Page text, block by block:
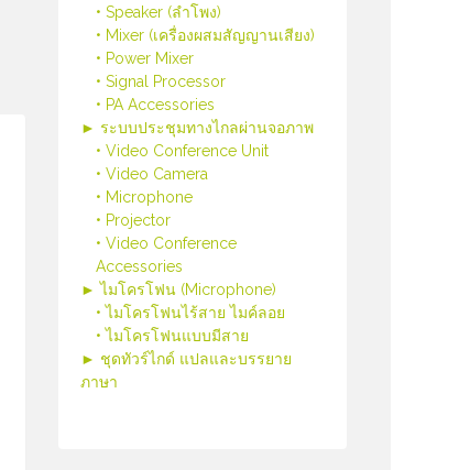
• Speaker (ลำโพง)
• Mixer (เครื่องผสมสัญญานเสียง)
• Power Mixer
• Signal Processor
• PA Accessories
► ระบบประชุมทางไกลผ่านจอภาพ
• Video Conference Unit
• Video Camera
• Microphone
• Projector
• Video Conference
Accessories
► ไมโครโฟน (Microphone)
• ไมโครโฟนไร้สาย ไมค์ลอย
• ไมโครโฟนแบบมีสาย
► ชุดทัวร์ไกด์ แปลและบรรยาย
ภาษา